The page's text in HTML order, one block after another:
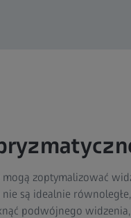
zoptymalizować
są idealnie
podwójnego